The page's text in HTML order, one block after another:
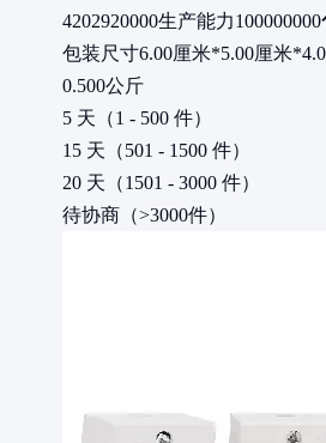
4202920000生产能力100000000
包装尺寸6.00厘米*5.00厘米
0.500公斤
5 天（1 - 500 件）
15 天（501 - 1500 件）
20 天（1501 - 3000 件）
待协商（>3000件）